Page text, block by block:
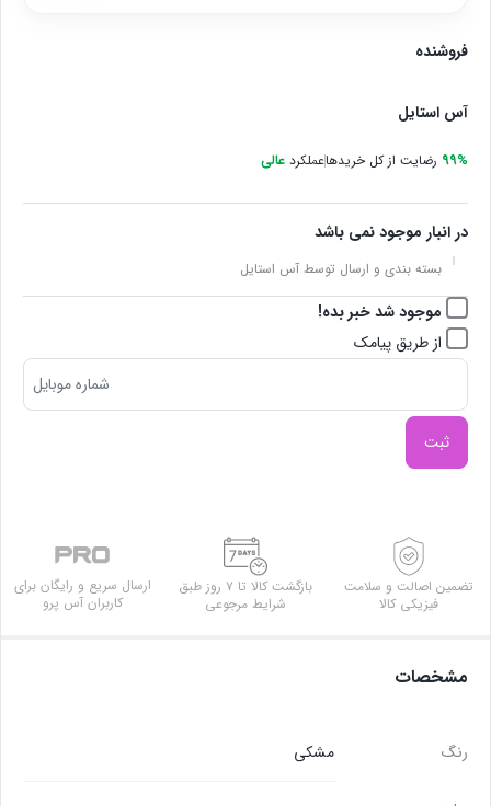
فروشنده
آس استایل
99% رضایت از کل خریدهاعملکرد عالی
در انبار موجود نمی باشد
بسته بندی و ارسال توسط آس استایل
موجود شد خبر بده!
از طریق پیامک
ثبت
تضمین اصالت و سلامت
فیزیکی کالا
بازگشت کالا تا ۷ روز طبق
شرایط مرجوعی
ارسال سریع و رایگان برای
کاربران آس پرو
مشخصات
رنگ مشکی